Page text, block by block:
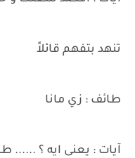
تنهد بتفهم قائلاً
طائف : زي مانا
آيات : يعنى ايه ؟